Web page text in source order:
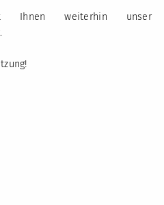
Ihnen weiterhin unser